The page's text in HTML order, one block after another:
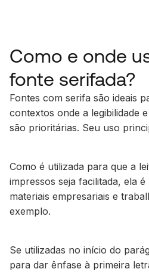
Como e onde
fonte serifada?
Fontes com serifa são ideais
contextos onde a legibilidade
são prioritárias. Seu uso
Como é utilizada para que a
impressos seja facilitada, ela
materiais empresariais e
exemplo.
Se utilizadas no início do
para dar ênfase à primeira